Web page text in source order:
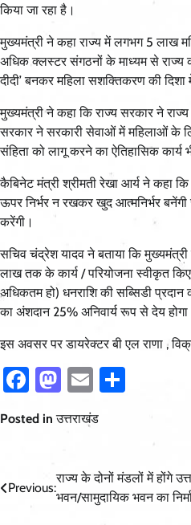
किया जा रहा है।
मुख्यमंत्री ने कहा राज्य में लगभग 5 लाख
अधिक क्लस्टर संगठनों के माध्यम से राज्य
दीदी’ बनकर महिला सशक्तिकरण की दिशा
मुख्यमंत्री ने कहा कि राज्य सरकार ने
सरकार ने सरकारी सेवाओं में महिलाओं के
संहिता को लागू करने का ऐतिहासिक कार्य
कैबिनेट मंत्री श्रीमती रेखा आर्य ने कहा
ऊपर निर्भर न रखकर खुद आत्मनिर्भर
करेंगी।
सचिव चंद्रेश यादव ने बताया कि
लाख तक के कार्य / परियोजना स्वीकृत
अधिकतम हो) धनराशि की सब्सिडी प्रदान
का अंशदान 25% अनिवार्य रूप से देय
इस अवसर पर डायरेक्टर बी एल राणा ,
Facebook
Mastodon
Email
Posted inउत्तराखंड
Post
navigation
Previous:
राज्य के दोनों मंडलों में होंगे
भवन/सामुदायिक भवन का